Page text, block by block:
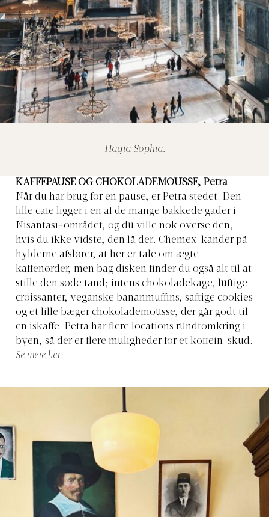
Hagia Sophia.
KAFFEPAUSE OG CHOKOLADEMOUSSE, Petra
Når du har brug for en pause, er Petra stedet. Den
lille cafe ligger i en af de mange bakkede gader i
Nisantası-området, og du ville nok overse den,
hvis du ikke vidste, den lå der. Chemex-kander på
hylderne afslører, at her er tale om ægte
kaffenørder, men bag disken finder du også alt til at
stille den søde tand; intens chokoladekage, luftige
croissanter, veganske bananmuffins, saftige cookies
og et lille bæger chokolademousse, der går godt til
en iskaffe. Petra har flere locations rundtomkring i
byen, så der er flere muligheder for et koffein-skud.
Se mere her.